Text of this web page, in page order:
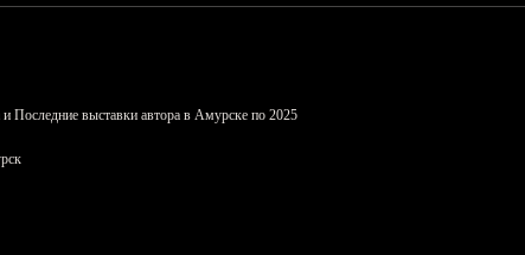
Последние выставки автора в Амурске по 2025